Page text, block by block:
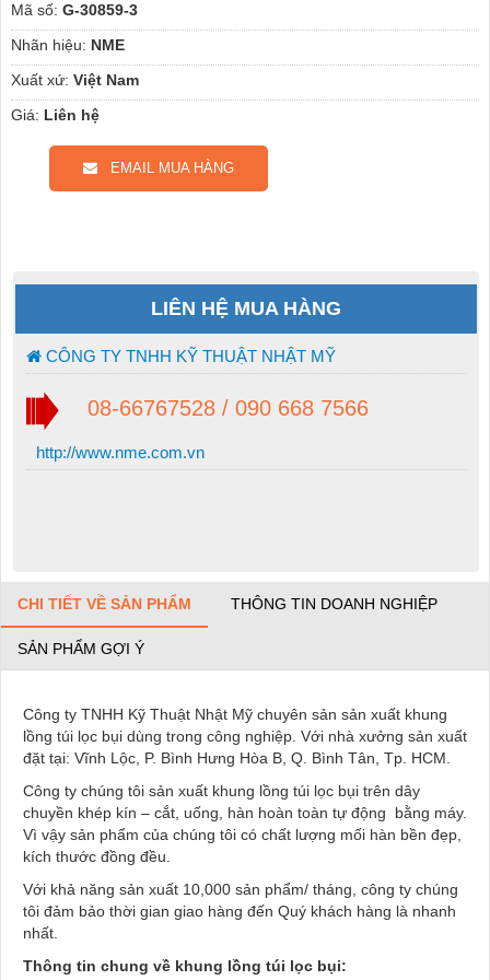
Mã số: G-30859-3
Nhãn hiệu: NME
Xuất xứ: Việt Nam
Giá: Liên hệ
EMAIL MUA HÀNG
LIÊN HỆ MUA HÀNG
CÔNG TY TNHH KỸ THUẬT NHẬT MỸ
08-66767528 / 090 668 7566
http://www.nme.com.vn
CHI TIẾT VỀ SẢN PHẨM THÔNG TIN DOANH NGHIỆP
SẢN PHẨM GỢI Ý
Công ty TNHH Kỹ Thuật Nhật Mỹ chuyên sản sản xuất khung
lồng túi lọc bụi dùng trong công nghiệp. Với nhà xưởng sản xuất
đặt tại: Vĩnh Lộc, P. Bình Hưng Hòa B, Q. Bình Tân, Tp. HCM.
Công ty chúng tôi sản xuất khung lồng túi lọc bụi trên dây
chuyền khép kín – cắt, uống, hàn hoàn toàn tự động bằng máy.
Vì vậy sản phẩm của chúng tôi có chất lượng mối hàn bền đẹp,
kích thước đồng đều.
Với khả năng sản xuất 10,000 sản phẩm/ tháng, công ty chúng
tôi đảm bảo thời gian giao hàng đến Quý khách hàng là nhanh
nhất.
Thông tin chung về khung lồng túi lọc bụi: